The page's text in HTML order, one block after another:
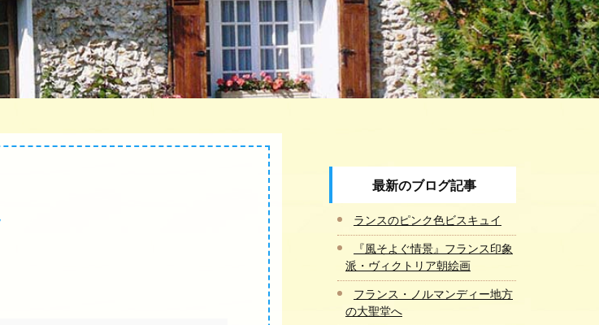
最新のブログ記事
ランスのピンク色ビスキュイ
『風そよぐ情景』フランス印象
派・ヴィクトリア朝絵画
フランス・ノルマンディー地方
の大聖堂へ